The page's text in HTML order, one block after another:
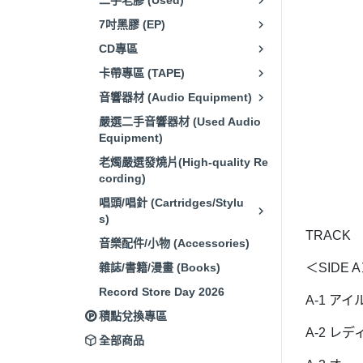
7吋黑膠 (EP)
CD專區
卡帶專區 (TAPE)
音響器材 (Audio Equipment)
嚴選二手音響器材 (Used Audio
Equipment)
老燭嚴選發燒片(High-quality Re
cording)
唱頭/唱針 (Cartridges/Stylu
s)
音樂配件/小物 (Accessories)
雜誌/書籍/漫畫 (Books)
Record Store Day 2026
積點兌換專區
全部商品
TRACK
＜SIDE A
A-1 アイ
A-2 レデ